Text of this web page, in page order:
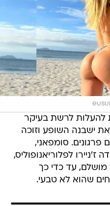
להעלות לרשת בעיקר
ישבנה השופע וזוכה
פרגונים. סומפאני,
לפלוריאנופוליס,
עד כדי כך
שהוא לא טבעי.